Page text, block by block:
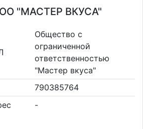
"МАСТЕР ВКУСА"
Общество с
ограниченной
ответственностью
"Мастер вкуса"
790385764
-